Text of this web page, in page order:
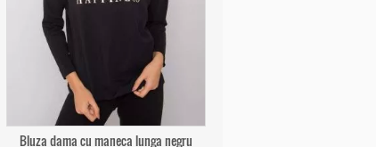
Bluza dama cu maneca lunga negru